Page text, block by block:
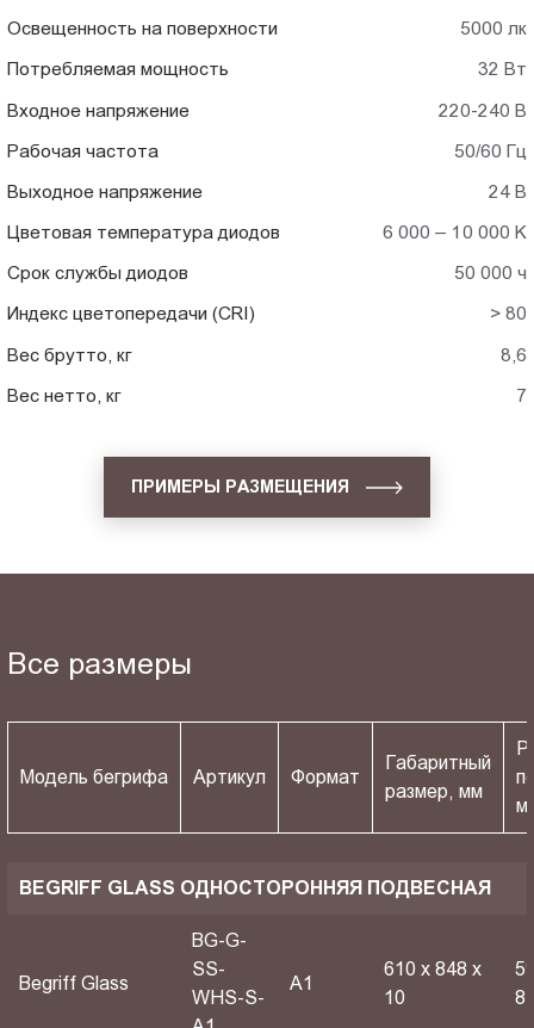
Освещенность на поверхности 5000 лк
Потребляемая мощность 32 Вт
Входное напряжение 220-240 В
Рабочая частота 50/60 Гц
Выходное напряжение 24 В
Цветовая температура диодов 6 000 – 10 000 K
Срок службы диодов 50 000 ч
Индекс цветопередачи (CRI) > 80
Вес брутто, кг 8,6
Вес нетто, кг 7
ПРИМЕРЫ РАЗМЕЩЕНИЯ
Все размеры
Модель бегрифа Артикул Формат
Габаритный
размер, мм
BEGRIFF GLASS ОДНОСТОРОННЯЯ ПОДВЕСНАЯ
Begriff Glass
BG-G-
SS-
WHS-S-
A1
610 х 848 х
10